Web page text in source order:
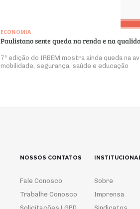
ECONOMIA
Paulistano sente queda na renda e na
7ª edição do IRBEM mostra ainda queda na
mobilidade, segurança, saúde e educação
NOSSOS CONTATOS
Fale Conosco
Trabalhe Conosco
Solicitações LGPD
Sobre
Imprensa
Sindicatos